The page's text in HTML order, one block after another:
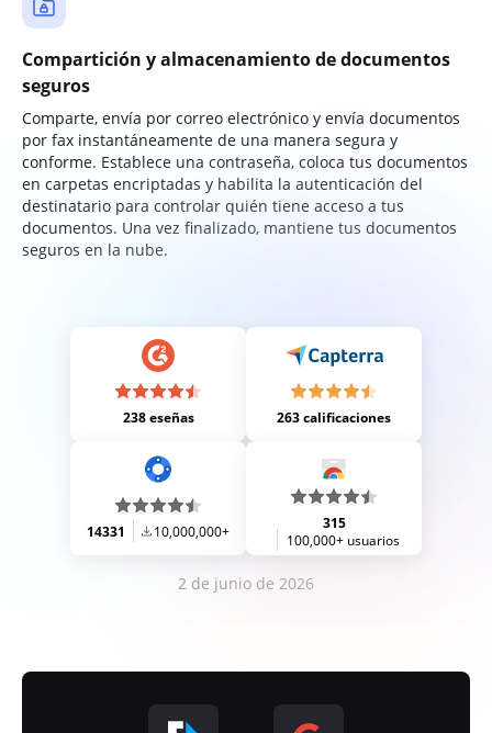
Compartición y almacenamiento de documentos
seguros
Comparte, envía por correo electrónico y envía documentos
por fax instantáneamente de una manera segura y
conforme. Establece una contraseña, coloca tus documentos
en carpetas encriptadas y habilita la autenticación del
destinatario para controlar quién tiene acceso a tus
documentos. Una vez finalizado, mantiene tus documentos
seguros en la nube.
238 eseñas 263 calificaciones
14331 10,000,000+
315
100,000+ usuarios
2 de junio de 2026